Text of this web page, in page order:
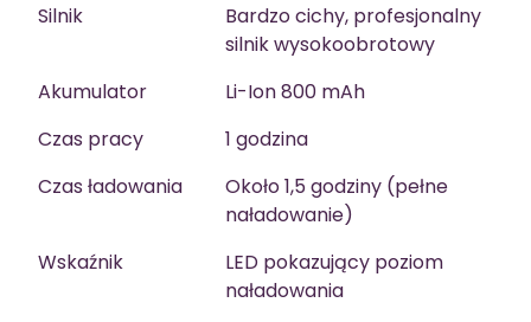
Silnik
Bardzo cichy, profesjonalny
silnik wysokoobrotowy
Akumulator
Li-Ion 800 mAh
Czas pracy
1 godzina
Czas ładowania
Około 1,5 godziny (pełne
naładowanie)
Wskaźnik
LED pokazujący poziom
naładowania